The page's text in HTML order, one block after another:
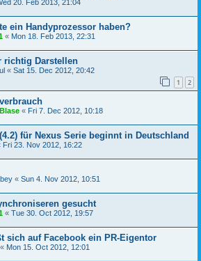
20. Feb 2013, 21:04
ein Handyprozessor haben?
« Mon 18. Feb 2013, 22:31
richtig Darstellen
« Sat 15. Dec 2012, 20:42
1 2
« Fri 7. Dec 2012, 10:18
für Nexus Serie beginnt in Deutschland
Fri 23. Nov 2012, 16:22
« Sun 4. Nov 2012, 10:51
gesucht
« Tue 30. Oct 2012, 19:57
sich auf Facebook ein PR-Eigentor
« Mon 15. Oct 2012, 12:01